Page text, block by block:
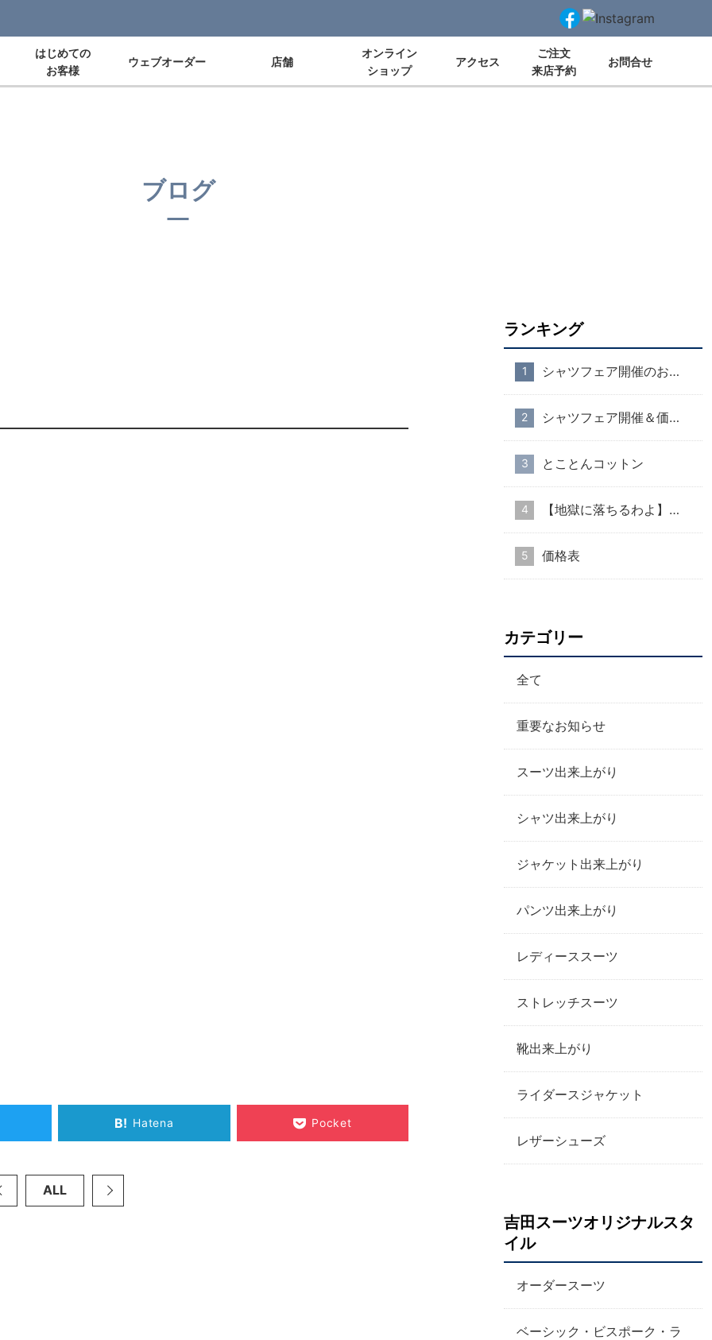
はじめての
お客様
ウェブオーダー 店舗
オンライン
ショップ
アクセス
ご注文
来店予約
お問合せ
ブログ
B! Hatena Pocket
ALL
ランキング
シャツフェア開催のお知らせ
シャツフェア開催＆価格改定のお知らせ
とことんコットン
【地獄に落ちるわよ】衣装協力のお知らせ
価格表
カテゴリー
全て
重要なお知らせ
スーツ出来上がり
シャツ出来上がり
ジャケット出来上がり
パンツ出来上がり
レディーススーツ
ストレッチスーツ
靴出来上がり
ライダースジャケット
レザーシューズ
吉田スーツオリジナルスタ
イル
オーダースーツ
ベーシック・ビスポーク・ラ